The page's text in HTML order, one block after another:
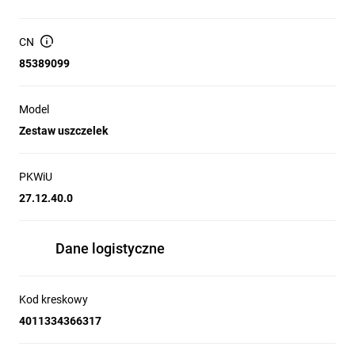
CN
85389099
Model
Zestaw uszczelek
PKWiU
27.12.40.0
Dane logistyczne
Kod kreskowy
4011334366317